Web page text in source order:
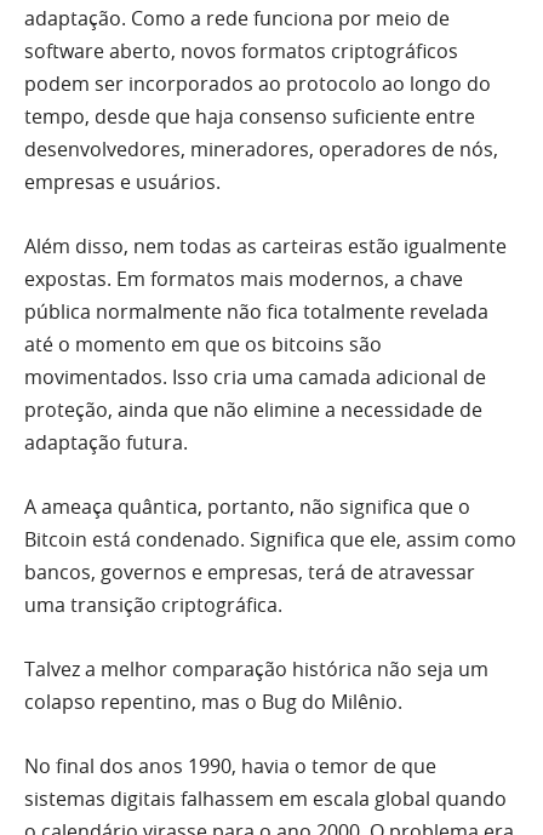
adaptação. Como a rede funciona por meio de
software aberto, novos formatos criptográficos
podem ser incorporados ao protocolo ao longo do
tempo, desde que haja consenso suficiente entre
desenvolvedores, mineradores, operadores de nós,
empresas e usuários.
Além disso, nem todas as carteiras estão igualmente
expostas. Em formatos mais modernos, a chave
pública normalmente não fica totalmente revelada
até o momento em que os bitcoins são
movimentados. Isso cria uma camada adicional de
proteção, ainda que não elimine a necessidade de
adaptação futura.
A ameaça quântica, portanto, não significa que o
Bitcoin está condenado. Significa que ele, assim como
bancos, governos e empresas, terá de atravessar
uma transição criptográfica.
Talvez a melhor comparação histórica não seja um
colapso repentino, mas o Bug do Milênio.
No final dos anos 1990, havia o temor de que
sistemas digitais falhassem em escala global quando